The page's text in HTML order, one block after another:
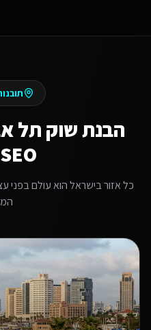
הבנת שוק תל
SEO ב-AI
כל אזור בישראל הוא עולם